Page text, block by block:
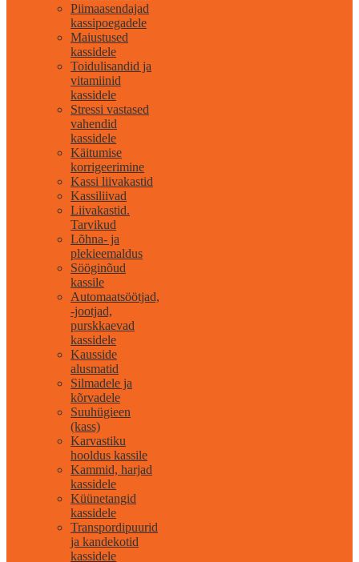
Piimaasendajad
kassipoegadele
Maiustused
kassidele
Toidulisandid ja
vitamiinid
kassidele
Stressi vastased
vahendid
kassidele
Käitumise
korrigeerimine
Kassi liivakastid
Kassiliivad
Liivakastid.
Tarvikud
Lõhna- ja
plekieemaldus
Sööginõud
kassile
Automaatsöötjad,
-jootjad,
purskkaevad
kassidele
Kausside
alusmatid
Silmadele ja
kõrvadele
Suuhügieen
(kass)
Karvastiku
hooldus kassile
Kammid, harjad
kassidele
Küünetangid
kassidele
Transpordipuurid
ja kandekotid
kassidele